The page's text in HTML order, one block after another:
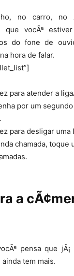
no carro, no
que vocÃª
do fone de
hora de falar.
para atender a
por um
para desligar uma
chamada, toque
a
pensa que
tem mais.